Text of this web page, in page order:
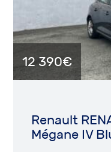
12 390€
Renault
Mégane IV